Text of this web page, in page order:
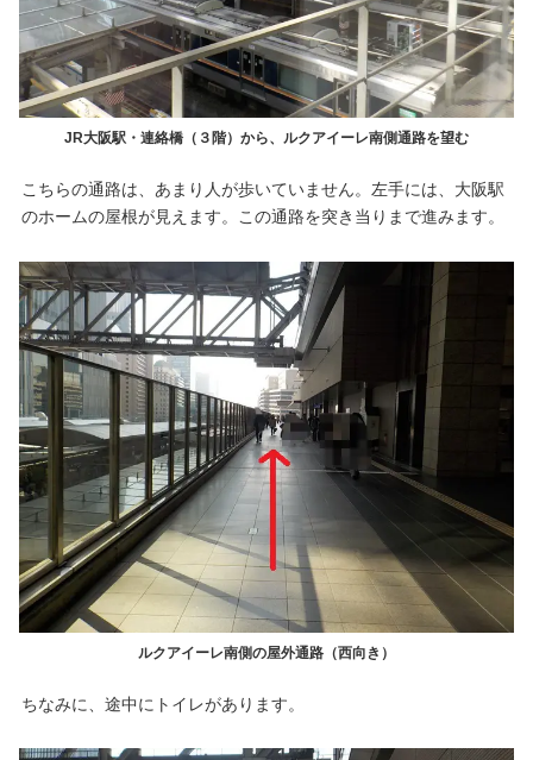
JR大阪駅・連絡橋（３階）から、ルクアイーレ南側通路を望む
こちらの通路は、あまり人が歩いていません。左手には、大阪駅
のホームの屋根が見えます。この通路を突き当りまで進みます。
ルクアイーレ南側の屋外通路（西向き）
ちなみに、途中にトイレがあります。